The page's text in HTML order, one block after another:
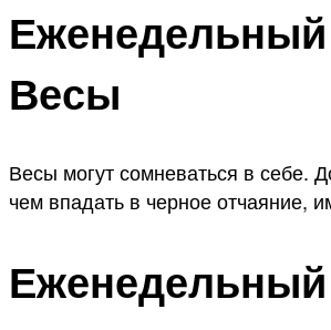
Весы
Весы могут сомневаться в себе.
чем впадать в черное отчаяние,